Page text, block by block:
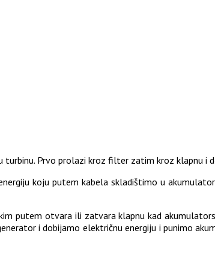
Prvo prolazi kroz filter zatim kroz klapnu
koju putem kabela skladištimo u
putem otvara ili zatvara klapnu kad
i dobijamo električnu energiju i punimo